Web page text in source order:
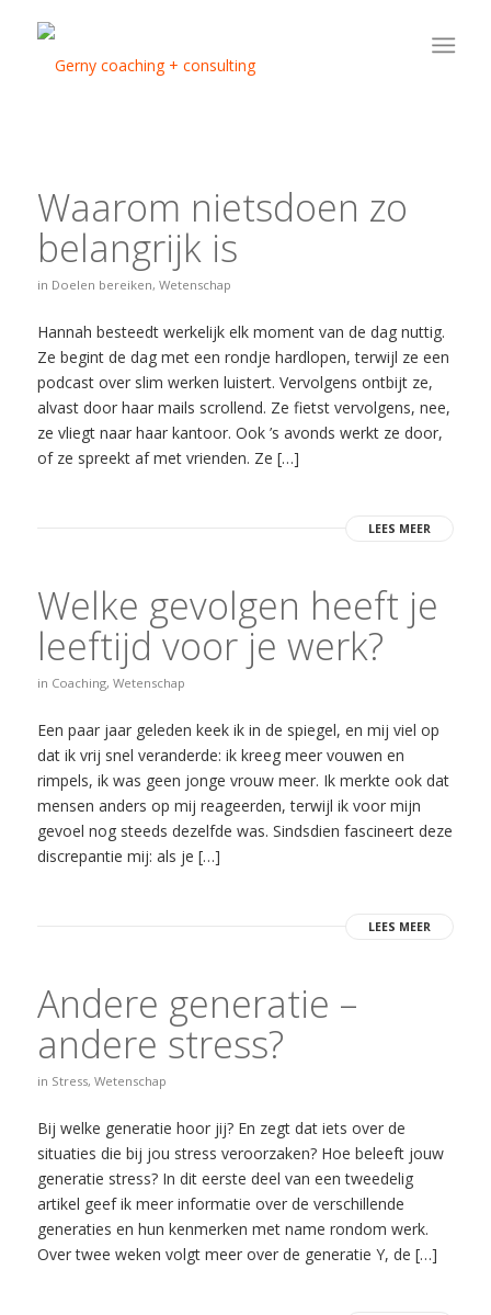
Waarom nietsdoen zo
belangrijk is
in Doelen bereiken, Wetenschap
Hannah besteedt werkelijk elk moment van de dag nuttig.
Ze begint de dag met een rondje hardlopen, terwijl ze een
podcast over slim werken luistert. Vervolgens ontbijt ze,
alvast door haar mails scrollend. Ze fietst vervolgens, nee,
ze vliegt naar haar kantoor. Ook ’s avonds werkt ze door,
of ze spreekt af met vrienden. Ze […]
LEES MEER
Welke gevolgen heeft je
leeftijd voor je werk?
in Coaching, Wetenschap
Een paar jaar geleden keek ik in de spiegel, en mij viel op
dat ik vrij snel veranderde: ik kreeg meer vouwen en
rimpels, ik was geen jonge vrouw meer. Ik merkte ook dat
mensen anders op mij reageerden, terwijl ik voor mijn
gevoel nog steeds dezelfde was. Sindsdien fascineert deze
discrepantie mij: als je […]
LEES MEER
Andere generatie –
andere stress?
in Stress, Wetenschap
Bij welke generatie hoor jij? En zegt dat iets over de
situaties die bij jou stress veroorzaken? Hoe beleeft jouw
generatie stress? In dit eerste deel van een tweedelig
artikel geef ik meer informatie over de verschillende
generaties en hun kenmerken met name rondom werk.
Over twee weken volgt meer over de generatie Y, de […]